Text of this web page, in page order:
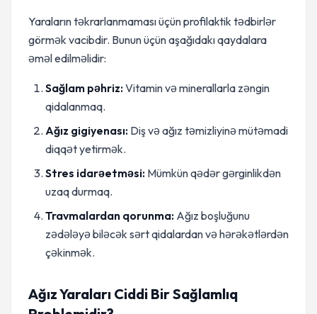
Yaraların təkrarlanmaması üçün profilaktik tədbirlər
görmək vacibdir. Bunun üçün aşağıdakı qaydalara
əməl edilməlidir:
Sağlam pəhriz:Vitamin və minerallarla zəngin
qidalanmaq.
Ağız gigiyenası: Diş və ağız təmizliyinə mütəmadi
diqqət yetirmək.
Stres idarəetməsi: Mümkün qədər gərginlikdən
uzaq durmaq.
Travmalardan qorunma: Ağız boşluğunu
zədələyə biləcək sərt qidalardan və hərəkətlərdən
çəkinmək.
Ağız Yaraları Ciddi Bir Sağlamlıq